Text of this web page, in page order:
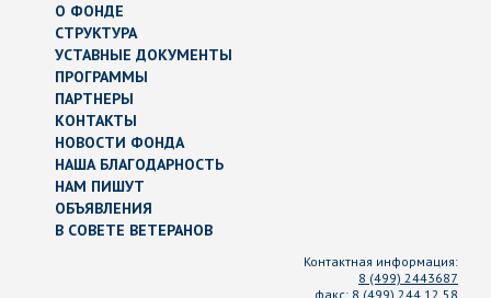
О ФОНДЕ
СТРУКТУРА
УСТАВНЫЕ ДОКУМЕНТЫ
ПРОГРАММЫ
ПАРТНЕРЫ
КОНТАКТЫ
НОВОСТИ ФОНДА
НАША БЛАГОДАРНОСТЬ
НАМ ПИШУТ
ОБЪЯВЛЕНИЯ
В СОВЕТЕ ВЕТЕРАНОВ
Контактная информация:
8 (499) 2443687
факс: 8 (499) 244 12 58